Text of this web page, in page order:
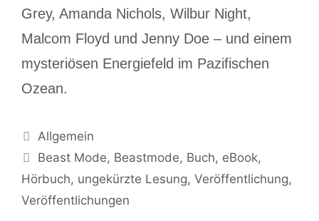
Grey, Amanda Nichols, Wilbur Night,
Malcom Floyd und Jenny Doe – und einem
mysteriösen Energiefeld im Pazifischen
Ozean.
Allgemein
Beast Mode, Beastmode, Buch, eBook,
Hörbuch, ungekürzte Lesung, Veröffentlichung,
Veröffentlichungen